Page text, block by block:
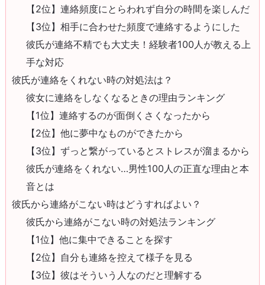
【2位】連絡頻度にとらわれず自分の時間を楽しんだ
【3位】相手に合わせた頻度で連絡するようにした
彼氏が連絡不精でも大丈夫！経験者100人が教える上
手な対応
彼氏が連絡をくれない時の対処法は？
彼女に連絡をしなくなるときの理由ランキング
【1位】連絡するのが面倒くさくなったから
【2位】他に夢中なものができたから
【3位】ずっと繋がっているとストレスが溜まるから
彼氏が連絡をくれない…男性100人の正直な理由と本
音とは
彼氏から連絡がこない時はどうすればよい？
彼氏から連絡がこない時の対処法ランキング
【1位】他に集中できることを探す
【2位】自分も連絡を控えて様子を見る
【3位】彼はそういう人なのだと理解する